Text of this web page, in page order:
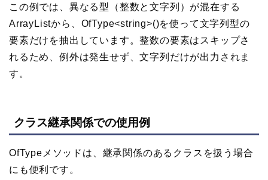
この例では、異なる型（整数と文字列）が混在する
ArrayListから、OfType<string>()を使って文字列型の
要素だけを抽出しています。整数の要素はスキップさ
れるため、例外は発生せず、文字列だけが出力されま
す。
クラス継承関係での使用例
OfTypeメソッドは、継承関係のあるクラスを扱う場合
にも便利です。